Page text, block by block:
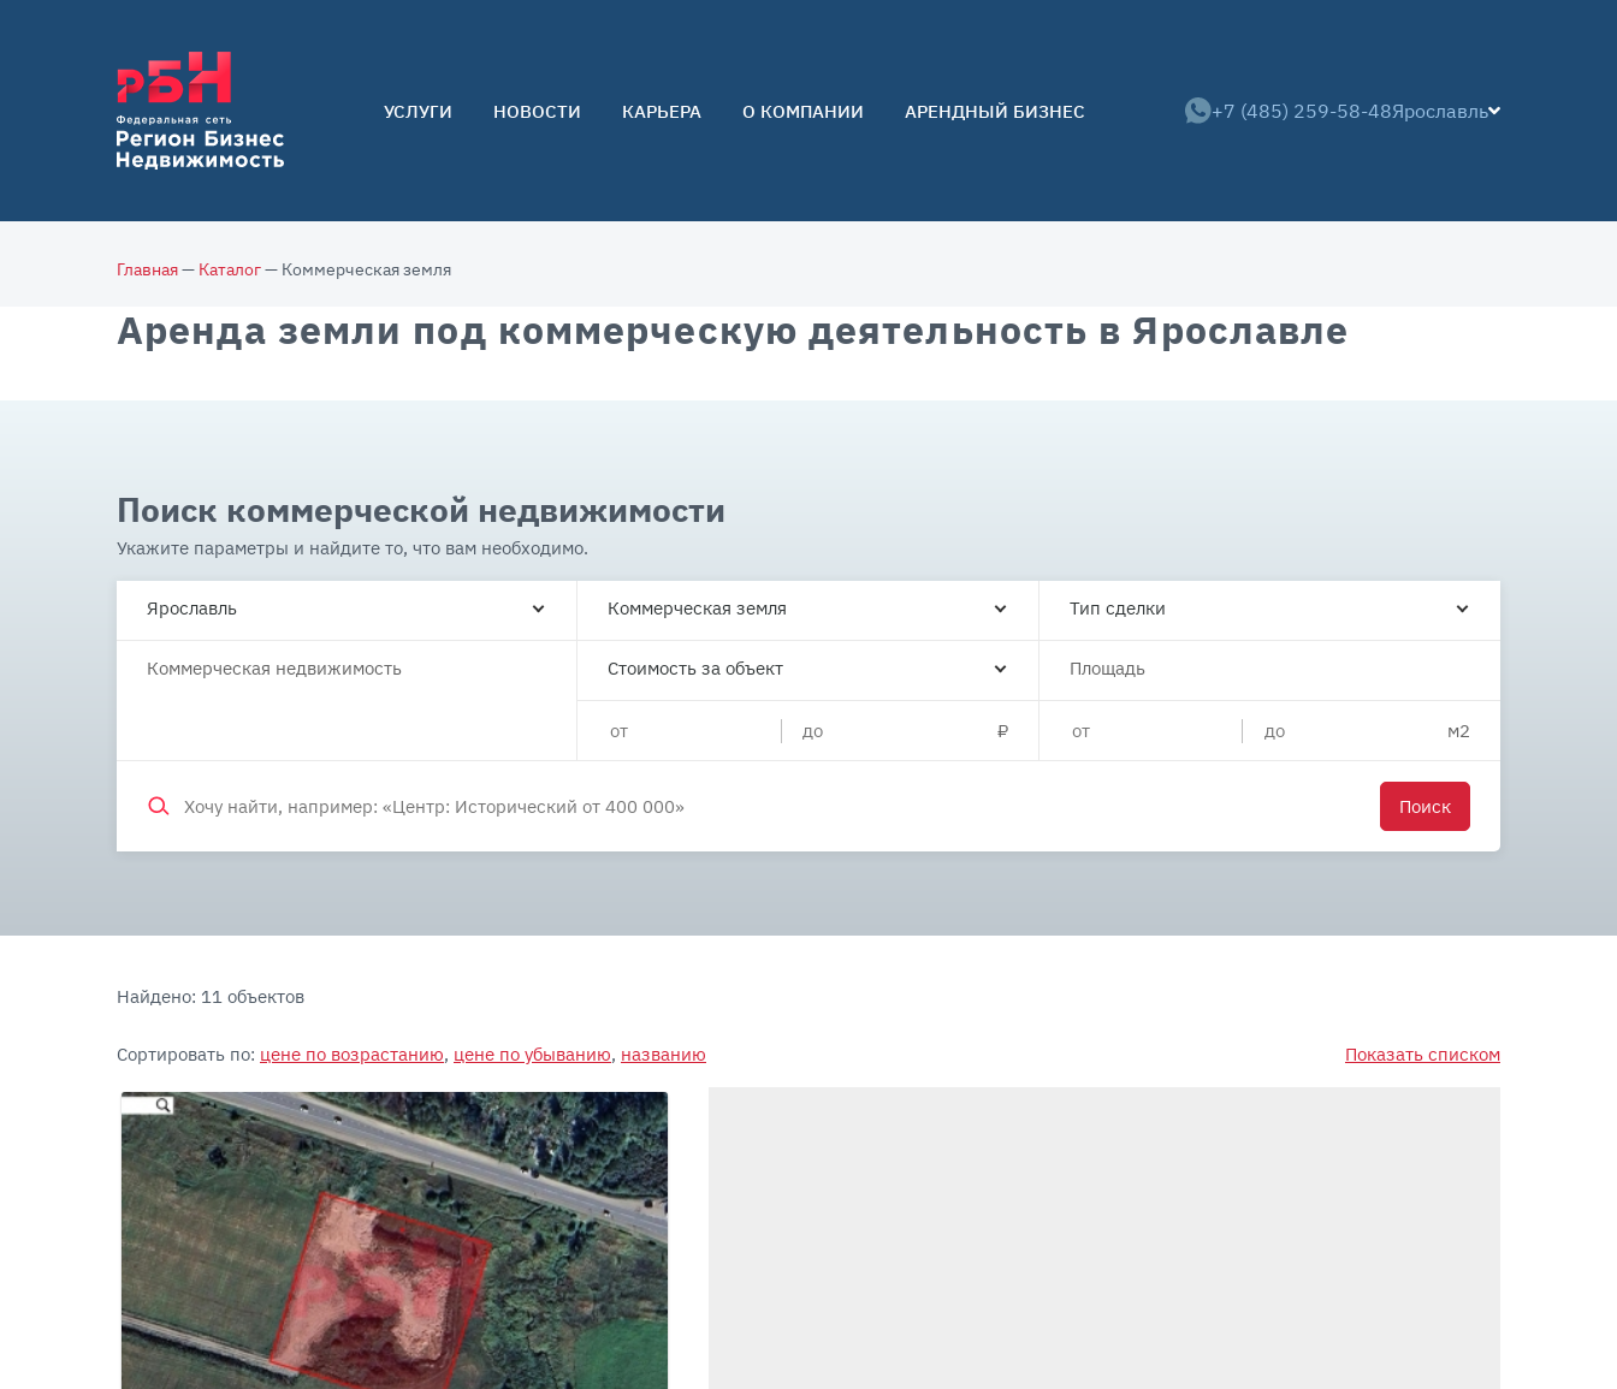
УСЛУГИ
Покупателям
НОВОСТИ КАРЬЕРА О КОМПАНИИ
Команда
АРЕНДНЫЙ БИЗНЕС +7 (485) 259-58-48Ярославль
Главная— Каталог— Коммерческая земля
Аренда земли под коммерческую деятельность в Ярославле
Поиск коммерческой недвижимости
Укажите параметры и найдите то, что вам необходимо.
Ярославль Коммерческая земля Тип сделки
Коммерческая недвижимость Стоимость за объект Площадь
Поиск
Найдено: 11 объектов
Сортировать по: цене по возрастанию, цене по убыванию, названию Показать списком